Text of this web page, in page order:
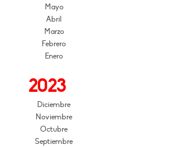
Mayo
Abril
Marzo
Febrero
Enero
2023
Diciembre
Noviembre
Octubre
Septiembre